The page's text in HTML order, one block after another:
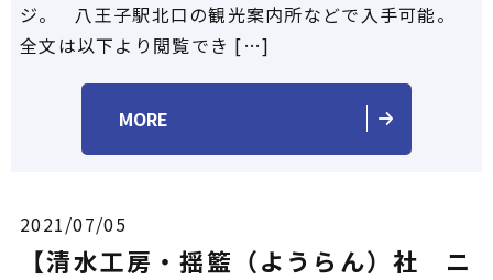
ジ。 八王子駅北口の観光案内所などで入手可能。
全文は以下より閲覧でき […]
MORE
2021/07/05
【清水工房・揺籃（ようらん）社 ニ